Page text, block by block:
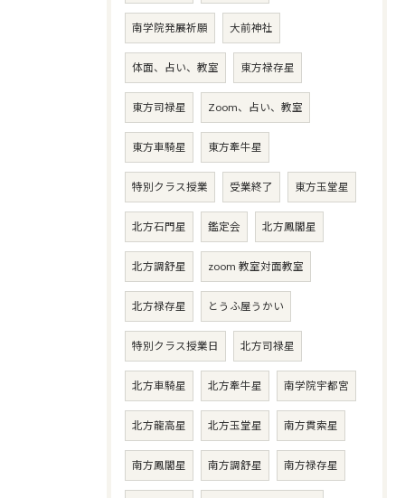
南学院発展祈願 大前神社
体面、占い、教室 東方禄存星
東方司禄星 Zoom、占い、教室
東方車騎星 東方牽牛星
特別クラス授業 受業終了 東方玉堂星
北方石門星 鑑定会 北方鳳閣星
北方調舒星 zoom 教室対面教室
北方禄存星 とうふ屋うかい
特別クラス授業日 北方司禄星
北方車騎星 北方牽牛星 南学院宇都宮
北方龍高星 北方玉堂星 南方貫索星
南方鳳閣星 南方調舒星 南方禄存星